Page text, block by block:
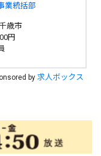
業統括部
歳市
円
by 求人ボックス